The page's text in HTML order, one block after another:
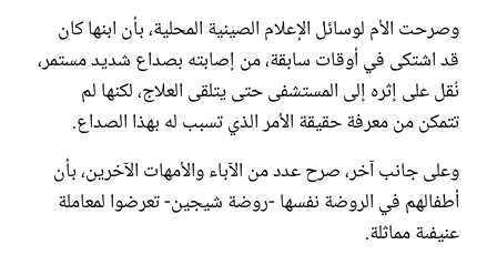
وصرحت الأم لوسائل الإعلام الصينية المحلية، بأن ابنها كان
قد اشتكى في أوقات سابقة، من إصابته بصداع شديد مستمر،
نُقل على إثره إلى المستشفى حتى يتلقى العلاج، لكنها لم
تتمكن من معرفة حقيقة الأمر الذي تسبب له بهذا الصداع.
وعلى جانب آخر، صرح عدد من الآباء والأمهات الآخرين، بأن
أطفالهم في الروضة نفسها -روضة شيجين- تعرضوا لمعاملة
عنيفىة مماثلة.